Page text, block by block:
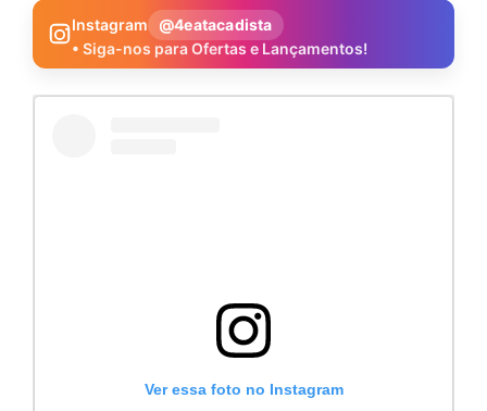
Instagram
@4eatacadista
• Siga-nos para Ofertas e Lançamentos!
Ver essa foto no Instagram